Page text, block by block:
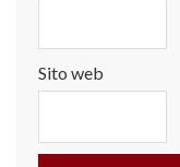
Sito web